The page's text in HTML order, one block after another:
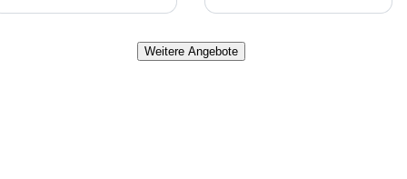
Weitere Angebote